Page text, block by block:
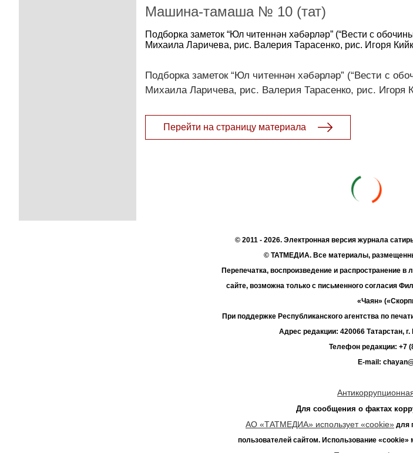
Машина-тамаша № 10 (тат)
Подборка заметок “Юл читеннән хәбәрләр” (“Вести с
Михаила Ларичева, рис. Валерия Тарасенко, рис. Игоря
Подборка заметок “Юл читеннән хәбәрләр” (“Вести с
Михаила Ларичева, рис. Валерия Тарасенко, рис. Игоря
Перейти на страницу материала
© 2011 - 2026. Электронная версия журнала
© ТАТМЕДИА. Все материалы,
Перепечатка, воспроизведение и распространение
сайте, возможна только с письменного согласия
«Чаян»
При поддержке Республиканского агентства по
Адрес редакции: 420066 Татарстан,
Телефон редакции: +7
E-mail:
Для сообщения о фактах
АО «ТАТМЕДИА» использует «cookie» для
пользователей сайтом. Использование «cookie»